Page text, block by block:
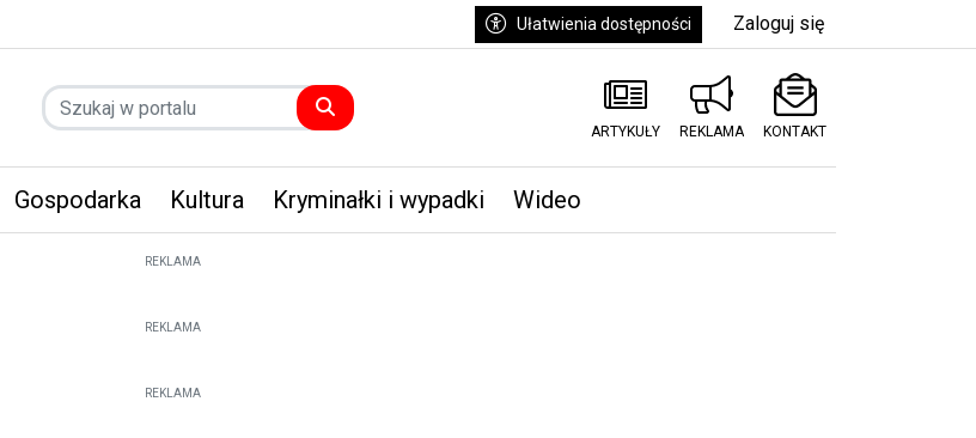
Ułatwienia dostępności Zaloguj się
ARTYKUŁY REKLAMA KONTAKT
Gospodarka Kultura Kryminałki i wypadki Wideo
REKLAMA
REKLAMA
REKLAMA